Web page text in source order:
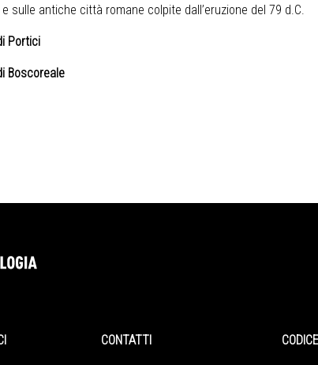
sulle antiche città romane colpite dall’eruzione del 79 d.C.
Portici
Boscoreale
CONTATTI